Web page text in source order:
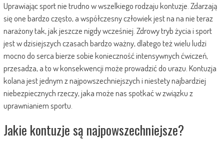
Uprawiając sport nie trudno w wszelkiego rodzaju kontuzje. Zdarzają
się one bardzo często, a współczesny człowiek jest na na nie teraz
narażony tak, jak jeszcze nigdy wcześniej. Zdrowy tryb życia i sport
jest w dzisiejszych czasach bardzo ważny, dlatego też wielu ludzi
mocno do serca bierze sobie konieczność intensywnych ćwiczeń,
przesadza, a to w konsekwencji może prowadzić do urazu.Kontuzja
kolana jest jednym z najpowszechniejszych i niestety najbardziej
niebezpiecznych rzeczy, jaka może nas spotkać w związku z
uprawnianiem sportu.
Jakie kontuzje są najpowszechniejsze?